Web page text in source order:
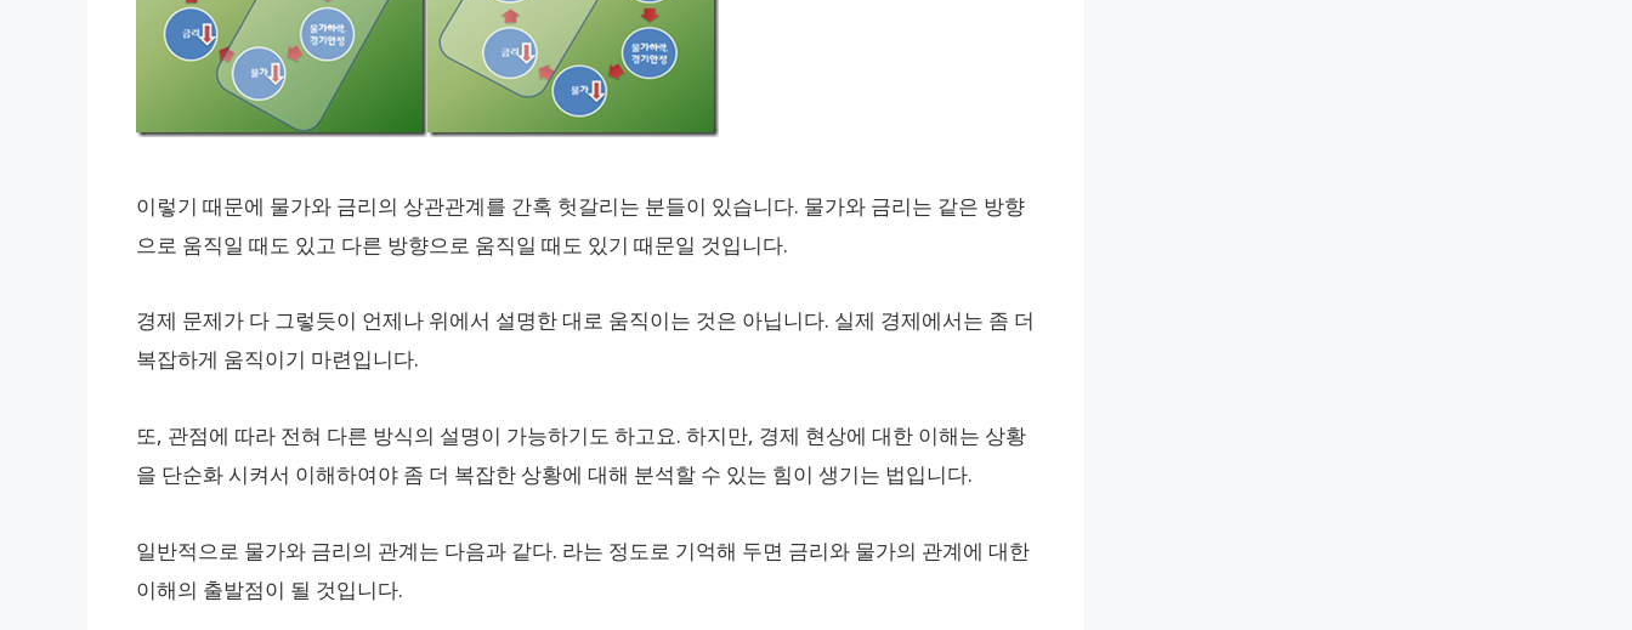
이렇기 때문에 물가와 금리의 상관관계를 간혹 헛갈리는 분들이 있습니다. 물가와 금리는 같은 방향
으로 움직일 때도 있고 다른 방향으로 움직일 때도 있기 때문일 것입니다.
경제 문제가 다 그렇듯이 언제나 위에서 설명한 대로 움직이는 것은 아닙니다. 실제 경제에서는 좀 더
복잡하게 움직이기 마련입니다.
또, 관점에 따라 전혀 다른 방식의 설명이 가능하기도 하고요. 하지만, 경제 현상에 대한 이해는 상황
을 단순화 시켜서 이해하여야 좀 더 복잡한 상황에 대해 분석할 수 있는 힘이 생기는 법입니다.
일반적으로 물가와 금리의 관계는 다음과 같다. 라는 정도로 기억해 두면 금리와 물가의 관계에 대한
이해의 출발점이 될 것입니다.